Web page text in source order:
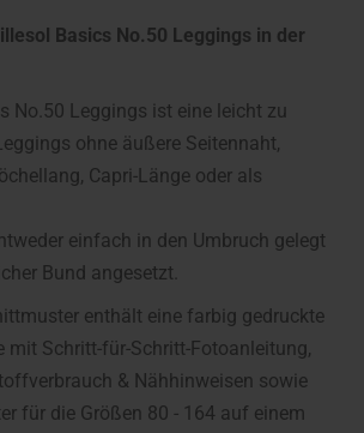
Basics No.50 Leggings in der
No.50 Leggings ist eine leicht zu
ohne äußere Seitennaht,
Capri-Länge oder als
einfach in den Umbruch gelegt
Bund angesetzt.
enthält eine farbig gedruckte
mit Schritt-für-Schritt-Fotoanleitung,
& Nähhinweisen sowie
für die Größen 80 - 164 auf einem